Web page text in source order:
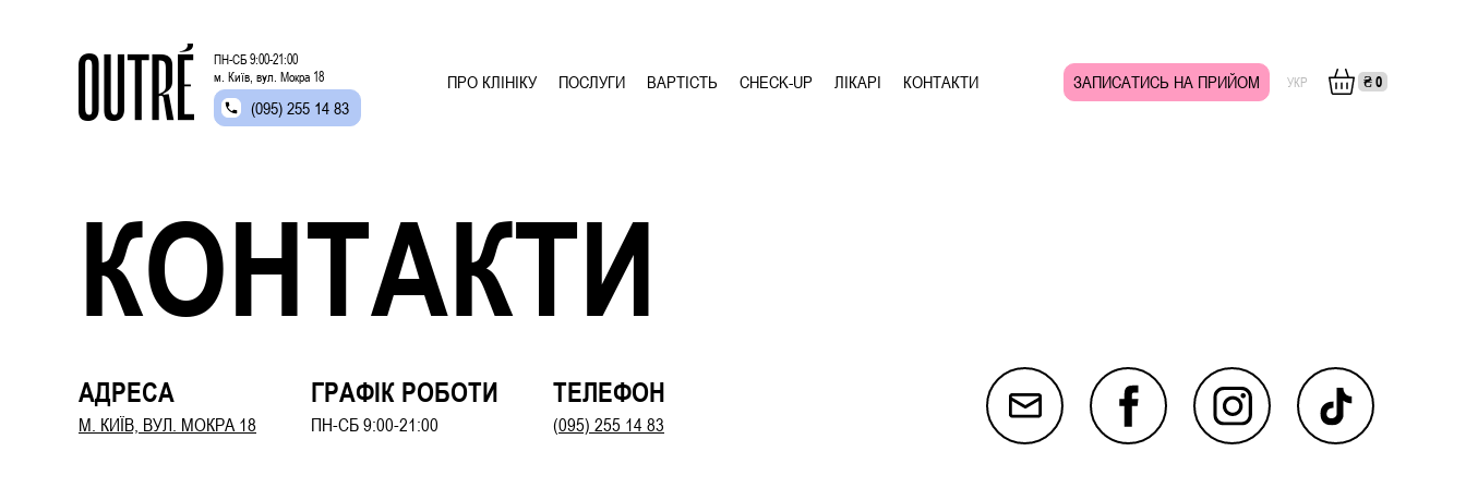
ПН-СБ 9:00-21:00
м. Київ, вул. Мокра 18
(095) 255 14 83
ПРО КЛІНІКУ ПОСЛУГИ ВАРТІСТЬ CHECK-UP ЛІКАРІ КОНТАКТИ ЗАПИСАТИСЬ НА ПРИЙОМ УКР ₴0
КОНТАКТИ
АДРЕСА
М. КИЇВ, ВУЛ. МОКРА 18
ГРАФІК РОБОТИ
ПН-СБ 9:00-21:00
ТЕЛЕФОН
(095) 255 14 83